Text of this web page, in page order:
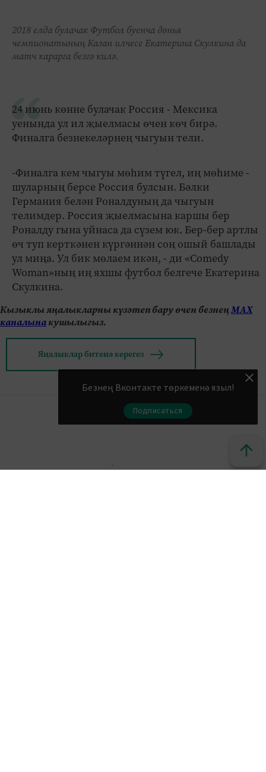
2018 елда булачак Футбол буенча дөнья
чемпионатының Казан илчесе Екатерина Скулкина да
матч карарга безгә килә.
24 июнь көнне булачак Россия - Мексика
уенында ул ил җыелмасы өчен көч бирә.
Финалга безнекеләрнең чыгуын тели.
-Финалга кем чыгуы мөһим түгел, иң мөһиме -
шуларның берсе Россия булсын. Бәлки
Германия белән Роналдуның да чыгуын
телимдер. Россия җыелмасына каршы бер
Роналду гына уйнаса да сүзем юк. Бер-бер артлы
өч туп керткәнен күргәннән соң ошый башлады
ул миңа. Ул бик мөлаем икән, - ди «Comedy
Woman»ның иң яхшы футбол белгече Екатерина
Скулкина.
Кызыклы яңалыкларны күзәтеп бару өчен безнеңМАХ
каналынакушылыгыз.
Яңалыклар битенә керегез
Безнең Вконтакте төркеменә языл!
Подписаться